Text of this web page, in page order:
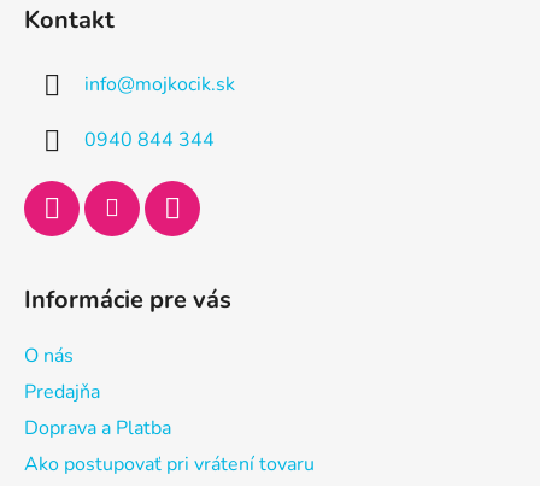
Kontakt
info@mojkocik.sk
0940 844 344
Informácie pre vás
O nás
Predajňa
Doprava a Platba
Ako postupovať pri vrátení tovaru